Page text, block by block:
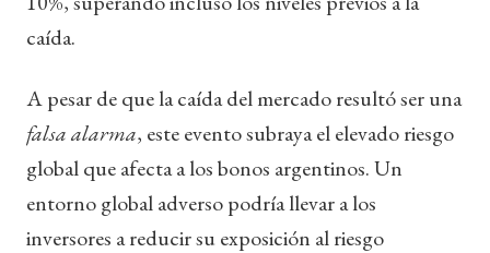
caída.
A pesar de que la caída del mercado resultó ser una
falsa alarma, este evento subraya el elevado riesgo
global que afecta a los bonos argentinos. Un
entorno global adverso podría llevar a los
inversores a reducir su exposición al riesgo